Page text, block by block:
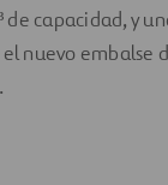
capacidad, y
nuevo embalse